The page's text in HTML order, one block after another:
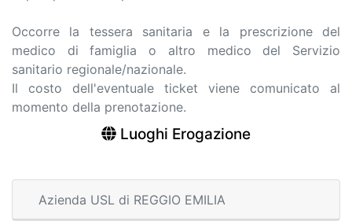
Occorre la tessera sanitaria e la prescrizione del
medico di famiglia o altro medico del Servizio
sanitario regionale/nazionale.
Il costo dell'eventuale ticket viene comunicato al
momento della prenotazione.
Luoghi Erogazione
Azienda USL di REGGIO EMILIA